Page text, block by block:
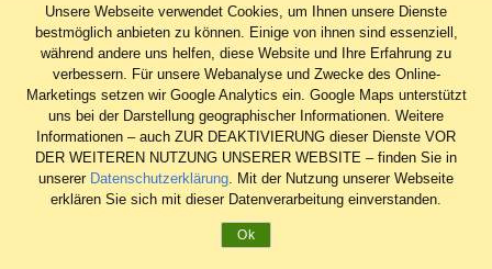
AGB
Datenschutz
Widerrufsrecht
Unsere Webseite verwendet Cookies, um Ihnen unsere Dienste
bestmöglich anbieten zu können. Einige von ihnen sind essenziell,
während andere uns helfen, diese Website und Ihre Erfahrung zu
verbessern. Für unsere Webanalyse und Zwecke des Online-
Marketings setzen wir Google Analytics ein. Google Maps unterstützt
uns bei der Darstellung geographischer Informationen. Weitere
Informationen – auch ZUR DEAKTIVIERUNG dieser Dienste VOR
DER WEITEREN NUTZUNG UNSERER WEBSITE – finden Sie in
unserer Datenschutzerklärung. Mit der Nutzung unserer Webseite
erklären Sie sich mit dieser Datenverarbeitung einverstanden.
Ok